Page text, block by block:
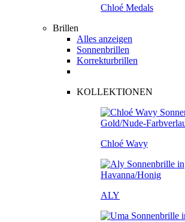
Chloé Medals
Brillen
Alles anzeigen
Sonnenbrillen
Korrekturbrillen
KOLLEKTIONEN
Chloé Wavy
ALY